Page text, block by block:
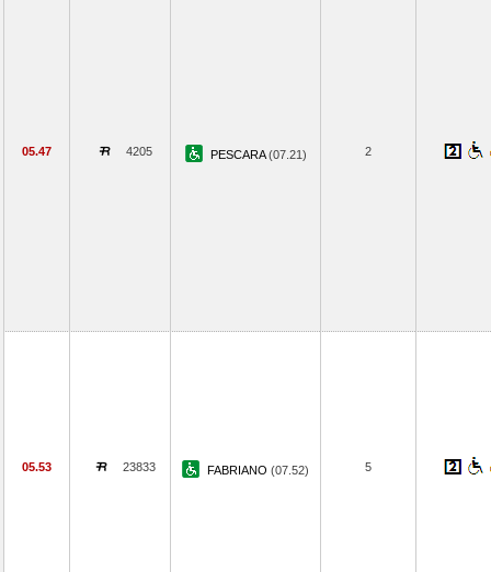
05.47 4205 PESCARA(07.21) 2
05.53 23833 FABRIANO (07.52) 5